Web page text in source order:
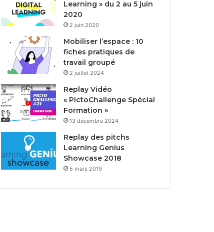
Learning » du 2 au 5 juin
2020
2 juin 2020
Mobiliser l’espace : 10
fiches pratiques de
travail groupé
2 juillet 2024
Replay Vidéo
« PictoChallenge Spécial
Formation »
13 décembre 2024
Replay des pitchs
Learning Genius
Showcase 2018
5 mars 2019